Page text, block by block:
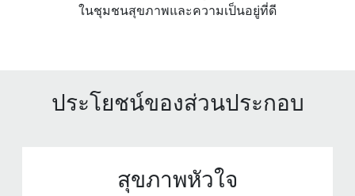
ในชุมชนสุขภาพและความเป็นอยู่ที่ดี
ประโยชน์ของส่วนประกอบ
สุขภาพหัวใจ